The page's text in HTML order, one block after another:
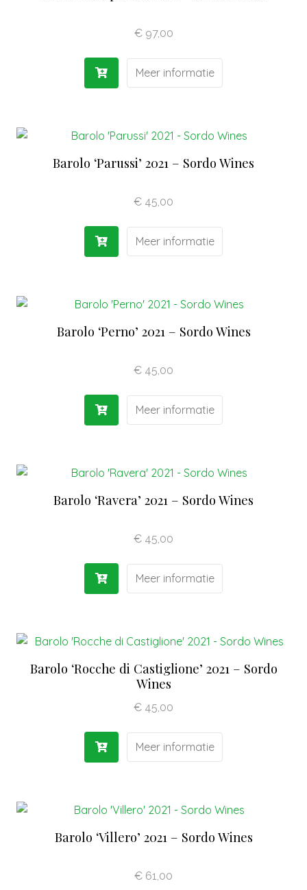
€97,00
Meer informatie
Barolo ‘Parussi’ 2021 – Sordo Wines
€ 45,00
Meer informatie
Barolo ‘Perno’ 2021 – Sordo Wines
€ 45,00
Meer informatie
Barolo ‘Ravera’ 2021 – Sordo Wines
€ 45,00
Meer informatie
Barolo ‘Rocche di Castiglione’ 2021 – Sordo
Wines
€ 45,00
Meer informatie
Barolo ‘Villero’ 2021 – Sordo Wines
€ 61,00